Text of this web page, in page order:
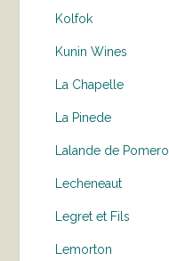
Kolfok
Kunin Wines
La Chapelle
La Pinede
Lalande de Pomerol
Lecheneaut
Legret et Fils
Lemorton